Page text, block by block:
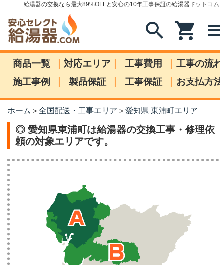
給湯器の交換なら最大89%OFFと安心の10年工事保証の給湯器ドットコム
search shopping_cart
商品一覧 | 対応エリア | 工事費用 | 工事の流
施工事例
| 製品保証 | 工事保証 | お支払方
ホーム > 全国配送・工事エリア > 愛知県 東浦町エリア
◎ 愛知県東浦町は給湯器の交換工事・修理依
頼の対象エリアです。